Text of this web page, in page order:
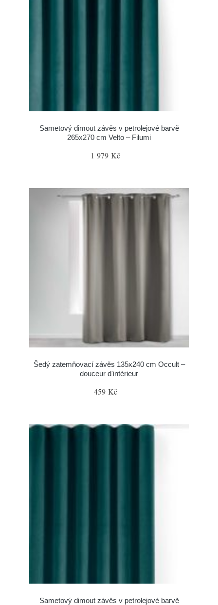
Sametový dimout závěs v petrolejové barvě
265x270 cm Velto – Filumi
1 979 Kč
Šedý zatemňovací závěs 135x240 cm Occult –
douceur d'intérieur
459 Kč
Sametový dimout závěs v petrolejové barvě